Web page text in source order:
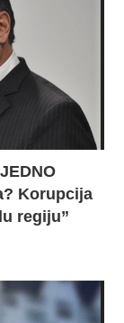
Korupcija
regiju”